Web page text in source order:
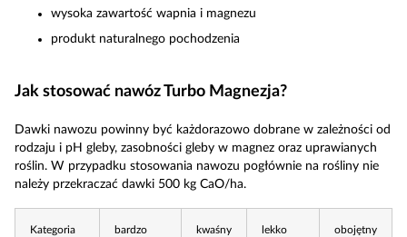
wysoka zawartość wapnia i magnezu
produkt naturalnego pochodzenia
Jak stosować nawóz Turbo Magnezja?
Dawki nawozu powinny być każdorazowo dobrane w zależności od
rodzaju i pH gleby, zasobności gleby w magnez oraz uprawianych
roślin. W przypadku stosowania nawozu pogłównie na rośliny nie
należy przekraczać dawki 500 kg CaO/ha.
Kategoria
bardzo
kwaśny
lekko
obojętny